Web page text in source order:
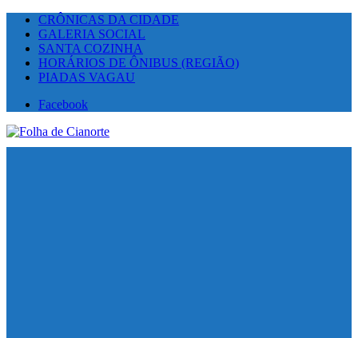
CRÔNICAS DA CIDADE
GALERIA SOCIAL
SANTA COZINHA
HORÁRIOS DE ÔNIBUS (REGIÃO)
PIADAS VAGAU
Facebook